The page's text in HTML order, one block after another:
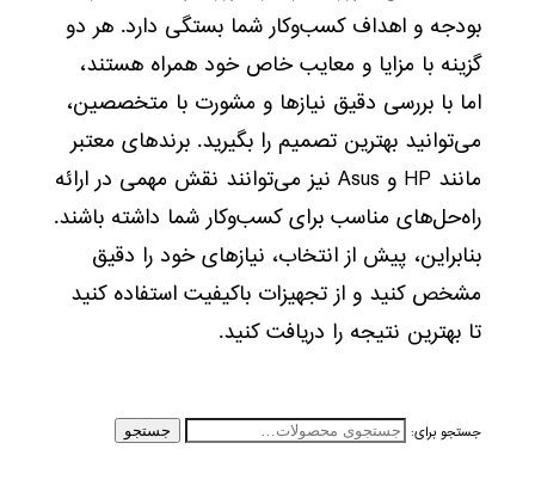
بودجه و اهداف کسب‌وکار شما بستگی دارد. هر دو
گزینه با مزایا و معایب خاص خود همراه هستند،
اما با بررسی دقیق نیازها و مشورت با متخصصین،
می‌توانید بهترین تصمیم را بگیرید. برندهای معتبر
مانند HP و Asus نیز می‌توانند نقش مهمی در ارائه
راه‌حل‌های مناسب برای کسب‌وکار شما داشته باشند.
بنابراین، پیش از انتخاب، نیازهای خود را دقیق
مشخص کنید و از تجهیزات باکیفیت استفاده کنید
تا بهترین نتیجه را دریافت کنید.
جستجو برای: جستجو